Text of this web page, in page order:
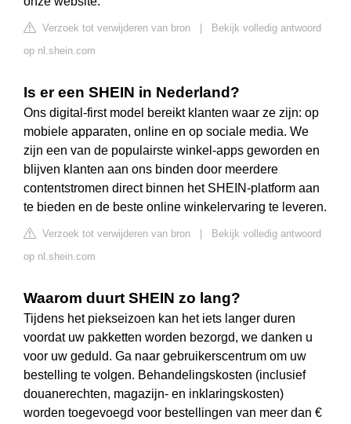
Verzoek tot verwijderen van bron
Bekijk volledig antwoord
op nl.shein.com
Is er een SHEIN in Nederland?
Ons digital-first model bereikt klanten waar ze zijn: op
mobiele apparaten, online en op sociale media. We
zijn een van de populairste winkel-apps geworden en
blijven klanten aan ons binden door meerdere
contentstromen direct binnen het SHEIN-platform aan
te bieden en de beste online winkelervaring te leveren.
Verzoek tot verwijderen van bron
Bekijk volledig antwoord
op nl.shein.com
Waarom duurt SHEIN zo lang?
Tijdens het piekseizoen kan het iets langer duren
voordat uw pakketten worden bezorgd, we danken u
voor uw geduld. Ga naar gebruikerscentrum om uw
bestelling te volgen. Behandelingskosten (inclusief
douanerechten, magazijn- en inklaringskosten)
worden toegevoegd voor bestellingen van meer dan €